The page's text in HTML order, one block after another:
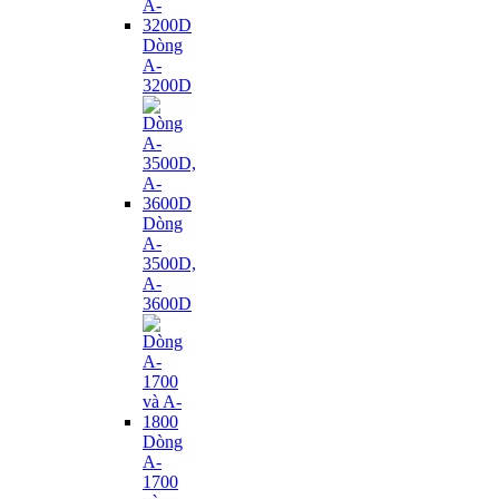
Dòng
A-
3200D
Dòng
A-
3500D,
A-
3600D
Dòng
A-
1700